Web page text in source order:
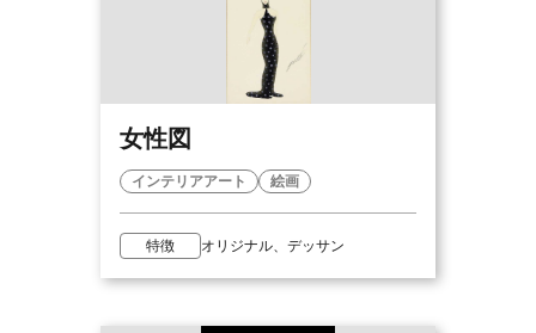
女性図
インテリアアート 絵画
特徴 オリジナル、デッサン